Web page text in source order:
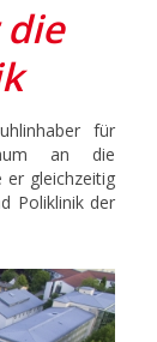
für
an die
er gleichzeitig
Poliklinik der